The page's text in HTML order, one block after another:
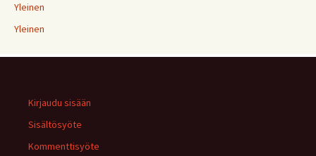
Yleinen
Yleinen
Kirjaudu sisään
Sisältösyöte
Kommenttisyöte